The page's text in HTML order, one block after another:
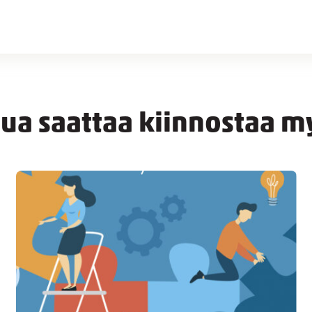
saattaa kiinnostaa